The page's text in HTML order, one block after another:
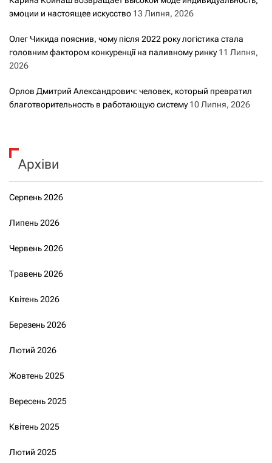
эмоции и настоящее искусство 13 Липня, 2026
Олег Чикида пояснив, чому після 2022 року логістика стала
головним фактором конкуренції на паливному ринку 11 Липня,
2026
Орлов Дмитрий Александрович: человек, который превратил
благотворительность в работающую систему 10 Липня, 2026
Архіви
Серпень 2026
Липень 2026
Червень 2026
Травень 2026
Квітень 2026
Березень 2026
Лютий 2026
Жовтень 2025
Вересень 2025
Квітень 2025
Лютий 2025